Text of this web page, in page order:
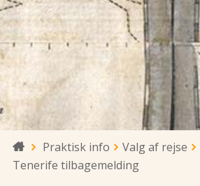
 Praktisk info Valg af rejse
Tenerife tilbagemelding